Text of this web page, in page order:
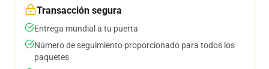
Transacción segura
Entrega mundial a tu puerta
Número de seguimiento proporcionado para todos los
paquetes